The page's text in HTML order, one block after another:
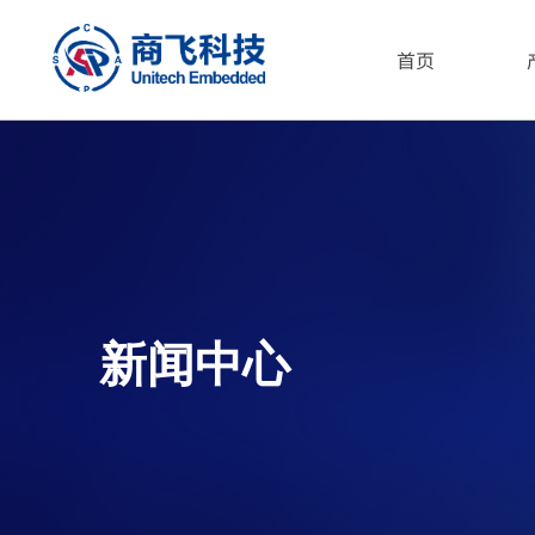
新闻中心
首页